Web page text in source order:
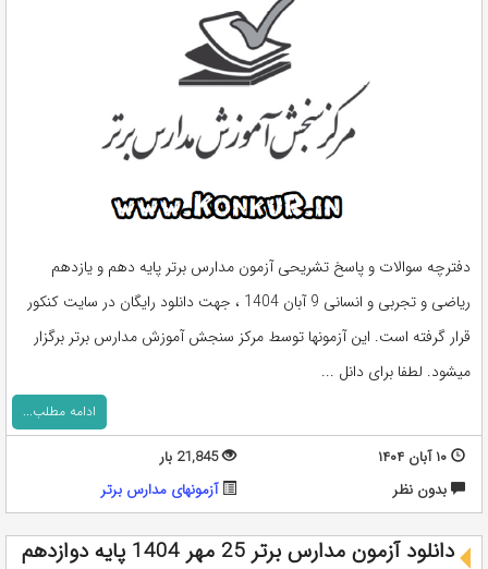
دفترچه سوالات و پاسخ تشریحی آزمون مدارس برتر پایه دهم و یازدهم
ریاضی و تجربی و انسانی 9 آبان 1404 ، جهت دانلود رایگان در سایت کنکور
قرار گرفته است. این آزمونها توسط مرکز سنجش آموزش مدارس برتر برگزار
میشود. لطفا برای دانل ...
ادامه مطلب...
۱۰ آبان ۱۴۰۴
21,845 بار
بدون نظر
آزمونهای مدارس برتر
دانلود آزمون مدارس برتر 25 مهر 1404 پایه دوازدهم